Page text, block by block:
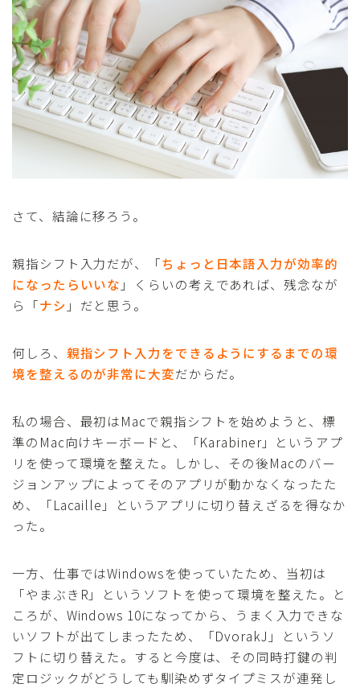
さて、結論に移ろう。
親指シフト入力だが、「ちょっと日本語入力が効率的
になったらいいな 」くらいの考えであれば、残念なが
ら「ナシ 」だと思う。
何しろ、 親指シフト入力をできるようにするまでの環
境を整えるのが非常に大変だからだ。
私の場合、最初はMacで親指シフトを始めようと、標
準のMac向けキーボードと、「Karabiner」というアプ
リを使って環境を整えた。しかし、その後Macのバー
ジョンアップによってそのアプリが動かなくなったた
め、「Lacaille」というアプリに切り替えざるを得なか
った。
一方、仕事ではWindowsを使っていたため、当初は
「やまぶきR」というソフトを使って環境を整えた。と
ころが、Windows 10になってから、うまく入力できな
いソフトが出てしまったため、「DvorakJ」というソ
フトに切り替えた。すると今度は、その同時打鍵の判
定ロジックがどうしても馴染めずタイプミスが連発し